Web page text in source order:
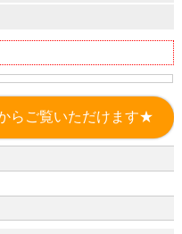
らご覧いただけます★